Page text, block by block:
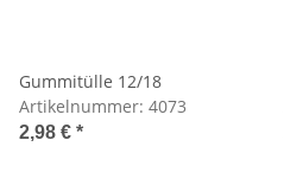
Gummitülle 12/18
Artikelnummer: 4073
2,98 € *